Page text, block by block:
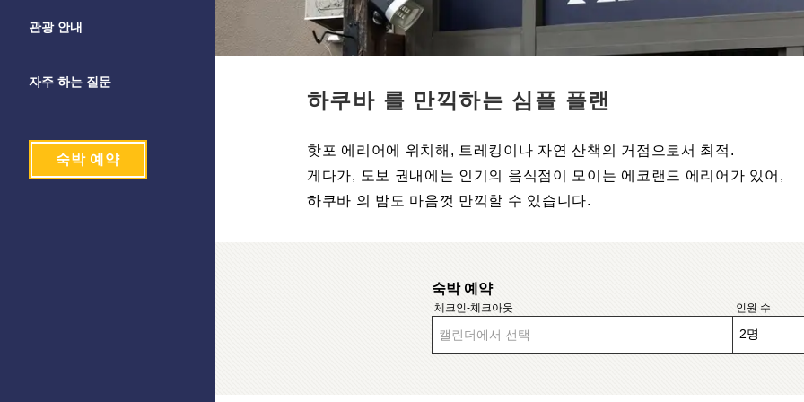
관광 안내
자주 하는 질문
숙박 예약
하쿠바 를 만끽하는 심플 플랜
핫포 에리어에 위치해, 트레킹이나 자연 산책의 거점으로서 최적.
게다가, 도보 권내에는 인기의 음식점이 모이는 에코랜드 에리어가 있어,
하쿠바 의 밤도 마음껏 만끽할 수 있습니다.
숙박 예약
체크인-체크아웃
캘린더에서 선택
인원 수